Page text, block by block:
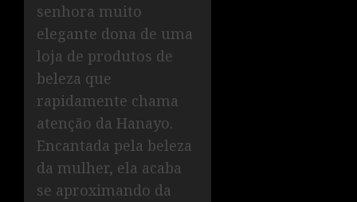
senhora muito
elegante dona de uma
loja de produtos de
beleza que
rapidamente chama
atenção da Hanayo.
Encantada pela beleza
da mulher, ela acaba
se aproximando da